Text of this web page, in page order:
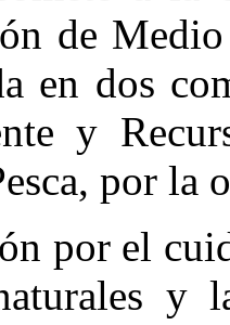
de
en dos
y
por la
por el
y